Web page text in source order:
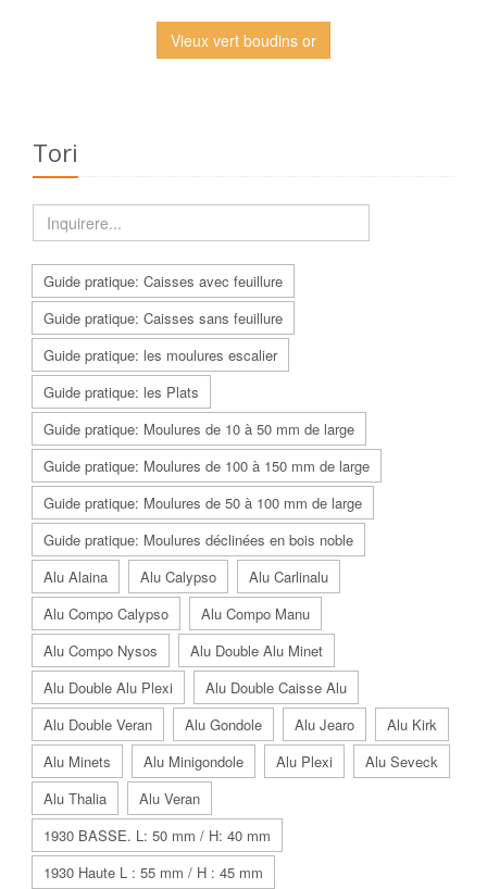
Vieux vert boudins or
Tori
Guide pratique: Caisses avec feuillure
Guide pratique: Caisses sans feuillure
Guide pratique: les moulures escalier
Guide pratique: les Plats
Guide pratique: Moulures de 10 à 50 mm de large
Guide pratique: Moulures de 100 à 150 mm de large
Guide pratique: Moulures de 50 à 100 mm de large
Guide pratique: Moulures déclinées en bois noble
Alu Alaina
Alu Calypso
Alu Carlinalu
Alu Compo Calypso
Alu Compo Manu
Alu Compo Nysos
Alu Double Alu Minet
Alu Double Alu Plexi
Alu Double Caisse Alu
Alu Double Veran
Alu Gondole Alu Jearo
Alu Kirk
Alu Minets
Alu Minigondole Alu Plexi
Alu Seveck
Alu Thalia
Alu Veran
1930 BASSE. L: 50 mm / H: 40 mm
1930 Haute L : 55 mm / H : 45 mm